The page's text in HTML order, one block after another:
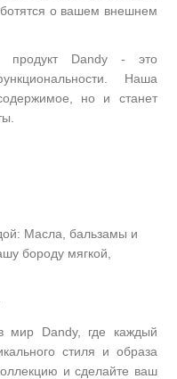
о вашем внешнем
продукт Dandy - это
Наша
но и станет
Масла, бальзамы и
бороду мягкой,
мир Dandy, где каждый
стиля и образа
и сделайте ваш